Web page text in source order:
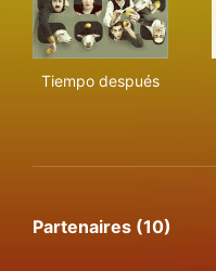
Tiempo después
Partenaires (10)